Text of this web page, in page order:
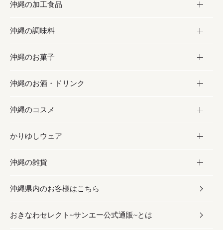
お取り寄せグルメ
フルーツ・野菜
お肉
海産物
沖縄の加工食品
加工食品
缶詰／パウチ
沖縄料理
沖縄そば／乾麺
レトルト食品
乾物／粉類
沖縄の調味料
調味料
砂糖／黒砂糖
塩
お酢／ドレッシング
しょうゆ
みそ
だし／スパイス／島唐辛子
沖縄のお菓子
お菓子
黒糖
ちんすこう
伝統菓子
スナック
おつまみ
沖縄のお酒・ドリンク
お酒・ドリンク
泡盛
ビール・チューハイ
ワイン・ウィスキー・カクテル
ドリンク
沖縄のコスメ
コスメ
スキンケア
ボディケア
ヘアケア
かりゆしウェア
かりゆしウェア
メンズ
レディース
沖縄の雑貨
雑貨
沖縄ファッション
沖縄県内のお客様はこちら
おきなわセレクト~サンエー公式通販~とは